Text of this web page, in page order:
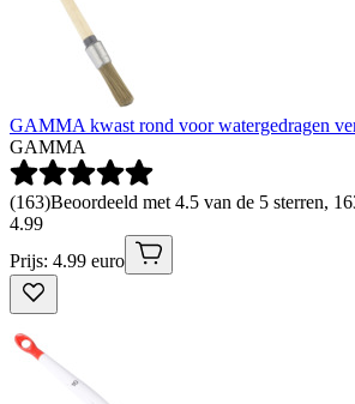
GAMMA kwast rond voor watergedragen
GAMMA
(163)Beoordeeld met 4.5 van de 5 sterren,
4.99
Prijs: 4.99 euro